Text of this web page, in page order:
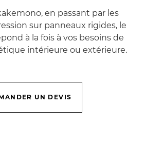
en passant par les
sur panneaux rigides, le
à la fois à vos besoins de
intérieure ou extérieure.
UN DEVIS